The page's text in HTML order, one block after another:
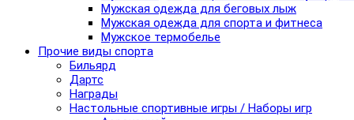
Мужская одежда для беговых лыж
Мужская одежда для спорта и фитнеса
Мужское термобелье
Прочие виды спорта
Бильярд
Дартс
Награды
Настольные спортивные игры / Наборы игр